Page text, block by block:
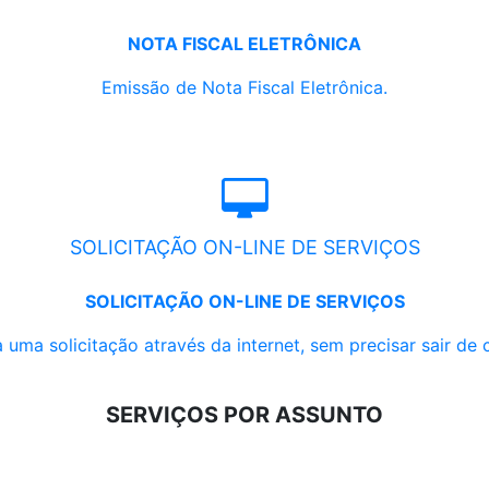
NOTA FISCAL ELETRÔNICA
Emissão de Nota Fiscal Eletrônica.
SOLICITAÇÃO ON-LINE DE SERVIÇOS
SOLICITAÇÃO ON-LINE DE SERVIÇOS
uma solicitação através da internet, sem precisar sair de
SERVIÇOS POR ASSUNTO